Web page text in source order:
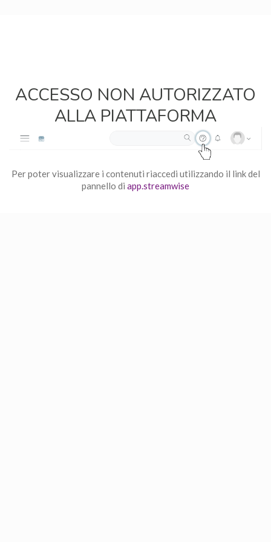
ACCESSO NON AUTORIZZATO
ALLA PIATTAFORMA
Per poter visualizzare i contenuti riaccedi utilizzando il link del
pannello di app.streamwise